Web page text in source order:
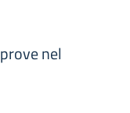
nel